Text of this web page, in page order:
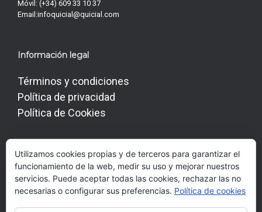
Móvil: (+34) 609 33 10 37
Email:infoquicial@quicial.com
Información legal
Términos y condiciones
Política de privacidad
Política de Cookies
Conéctate con Nosotros
Utilizamos cookies propias y de terceros para garantizar el
funcionamiento de la web, medir su uso y mejorar nuestros
servicios. Puede aceptar todas las cookies, rechazar las no
necesarias o configurar sus preferencias. Política de cookies